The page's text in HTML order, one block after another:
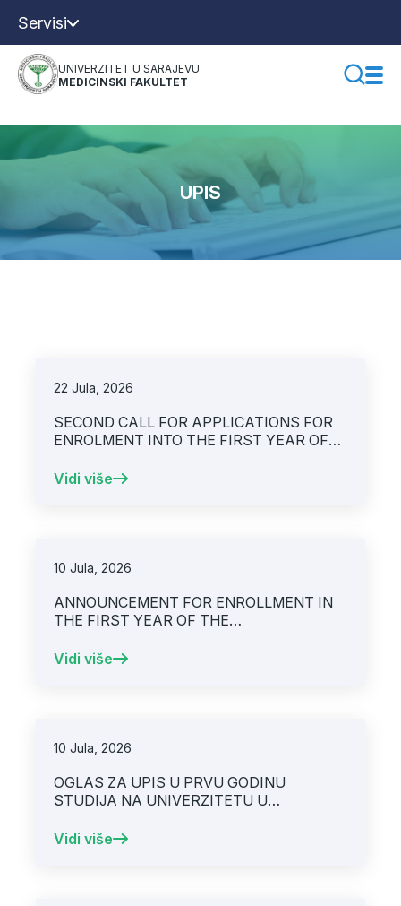
Servisi
UNIVERZITET U SARAJEVU
MEDICINSKI FAKULTET
UPIS
22 Jula, 2026
SECOND CALL FOR APPLICATIONS FOR
ENROLMENT INTO THE FIRST YEAR OF
PROGRAM AT THE UNIVERSITY OF
Vidi više
10 Jula, 2026
ANNOUNCEMENT FOR ENROLLMENT IN
THE FIRST YEAR OF THE
PROGRAM AT THE UNIVERSITY OF
Vidi više
10 Jula, 2026
OGLAS ZA UPIS U PRVU GODINU
STUDIJA NA UNIVERZITETU U
U AKADEMSKOJ 2026/2027. GODINI
Vidi više